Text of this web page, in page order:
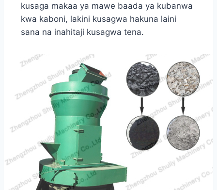
kusaga makaa ya mawe baada ya kubanwa
kwa kaboni, lakini kusagwa hakuna laini
sana na inahitaji kusagwa tena.